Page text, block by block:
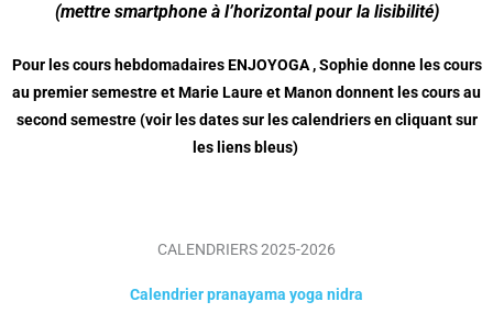
(mettre smartphone à l’horizontal pour la lisibilité)
Pour les cours hebdomadaires ENJOYOGA , Sophie donne les cours
au premier semestre et Marie Laure et Manon donnent les cours au
second semestre (voir les dates sur les calendriers en cliquant sur
les liens bleus)
CALENDRIERS 2025-2026
Calendrier pranayama yoga nidra